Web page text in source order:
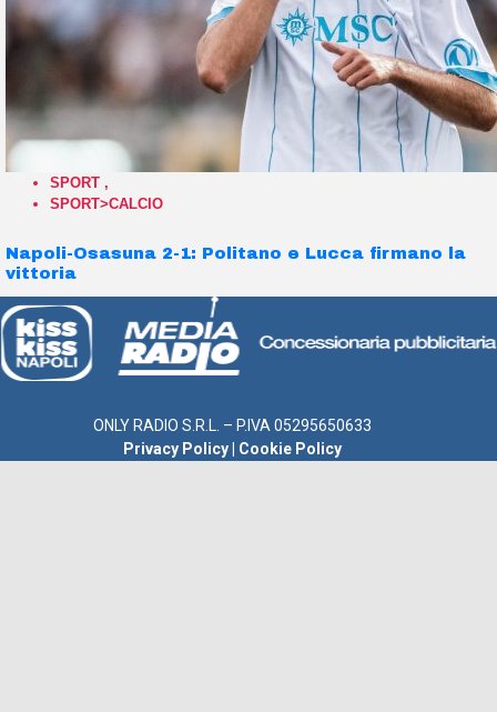
SPORT ,
SPORT>CALCIO
Napoli-Osasuna 2-1: Politano e Lucca firmano la
vittoria
ONLY RADIO S.R.L. – P.IVA 05295650633
Privacy Policy
Cookie Policy